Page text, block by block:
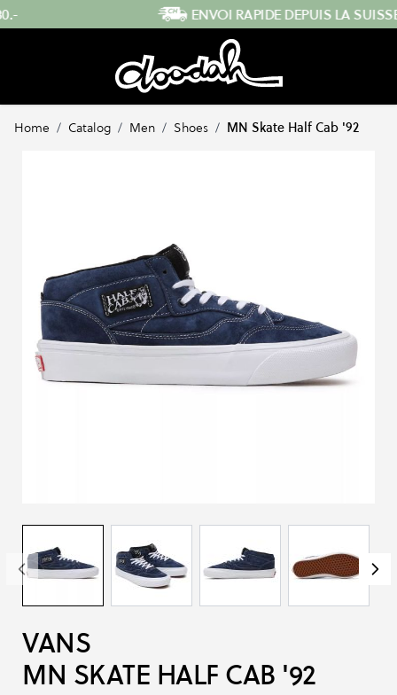
Skip to Content
ENVOI RAPIDE DEPUIS LA SUISSE
Home / Catalog / Men / Shoes / MN Skate Half Cab '92
VANS
MN SKATE HALF CAB '92